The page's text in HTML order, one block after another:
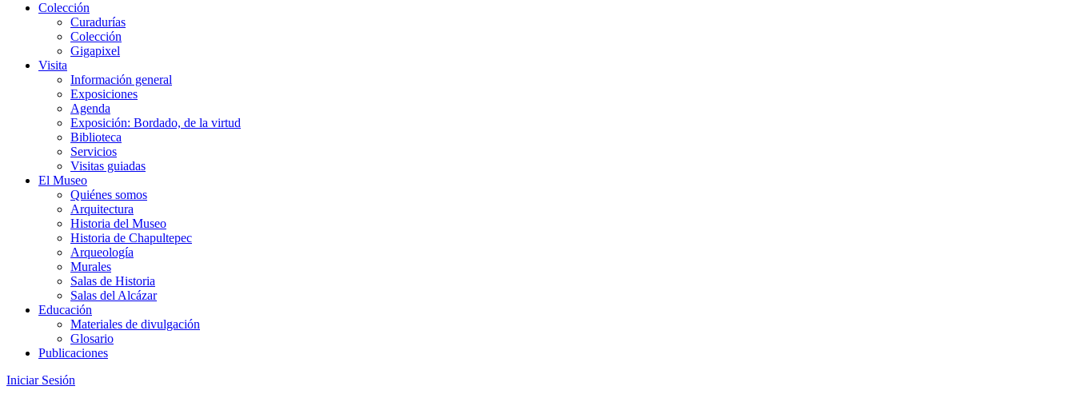
Colección
Curadurías
Colección
Gigapixel
Visita
Información general
Exposiciones
Agenda
Exposición: Bordado, de la virtud
Biblioteca
Servicios
Visitas guiadas
El Museo
Quiénes somos
Arquitectura
Historia del Museo
Historia de Chapultepec
Arqueología
Murales
Salas de Historia
Salas del Alcázar
Educación
Materiales de divulgación
Glosario
Publicaciones
Iniciar Sesión